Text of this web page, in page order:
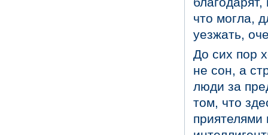
что могла,
уезжать,
До сих пор
не сон, а
люди за
том, что